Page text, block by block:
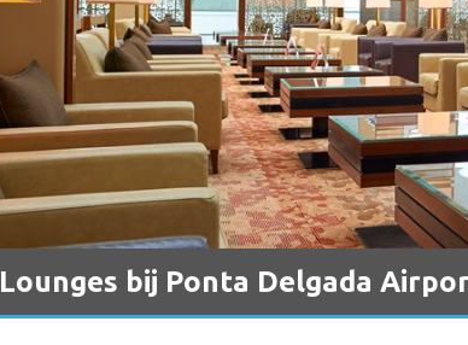
Lounges bij Ponta Delgada